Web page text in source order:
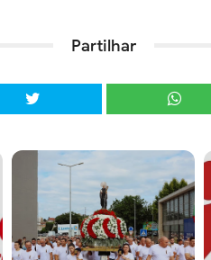
Partilhar